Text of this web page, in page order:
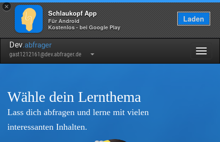
×
Schlaukopf App
Für Android
Kostenlos - bei Google Play
Laden
Dev.abfrager
gast1212161@dev.abfrager.de
Wähle dein Lernthema
Lass dich abfragen und lerne mit vielen
interessanten Inhalten.